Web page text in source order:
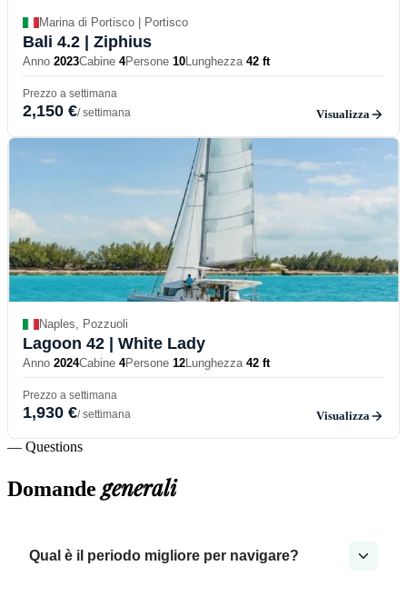
Marina di Portisco | Portisco
Bali 4.2 | Ziphius
Anno 2023Cabine 4Persone 10Lunghezza 42 ft
Prezzo a settimana
2,150 €/ settimana Visualizza
Naples, Pozzuoli
Lagoon 42 | White Lady
Anno 2024Cabine 4Persone 12Lunghezza 42 ft
Prezzo a settimana
1,930 €/ settimana Visualizza
— Questions
Domandegenerali
Qual è il periodo migliore per navigare?